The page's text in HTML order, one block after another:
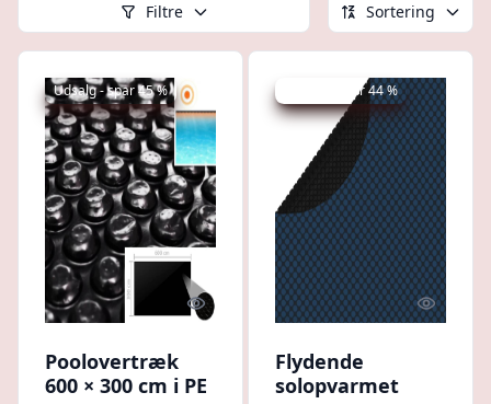
Filtre Sortering
Udsalg - spar 45 %
Quick look
Poolovertræk
600 × 300 cm i PE
Udsalg - spar 44 %
Quick
Flydende
solopvarmet